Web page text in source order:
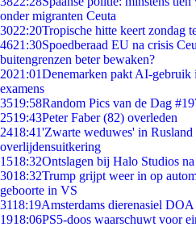
onder migranten Ceuta
3022:20Tropische hitte keert zondag
4621:30Spoedberaad EU na crisis
buitengrenzen beter bewaken?
2021:01Denemarken pakt AI-gebruik
examens
3519:58Random Pics van de Dag
2519:43Peter Faber (82) overleden
2418:41'Zwarte weduwes' in
overlijdensuitkering
1518:32Ontslagen bij Halo Studios
3018:32Trump grijpt weer in op
geboorte in VS
3118:19Amsterdams dierenasiel
1918:06PS5-doos waarschuwt voor